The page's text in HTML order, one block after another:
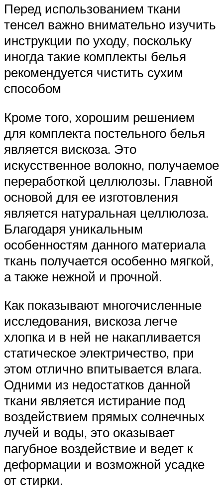
Перед использованием ткани
тенсел важно внимательно изучить
инструкции по уходу, поскольку
иногда такие комплекты белья
рекомендуется чистить сухим
способом
Кроме того, хорошим решением
для комплекта постельного белья
является вискоза. Это
искусственное волокно, получаемое
переработкой целлюлозы. Главной
основой для ее изготовления
является натуральная целлюлоза.
Благодаря уникальным
особенностям данного материала
ткань получается особенно мягкой,
а также нежной и прочной.
Как показывают многочисленные
исследования, вискоза легче
хлопка и в ней не накапливается
статическое электричество, при
этом отлично впитывается влага.
Одними из недостатков данной
ткани является истирание под
воздействием прямых солнечных
лучей и воды, это оказывает
пагубное воздействие и ведет к
деформации и возможной усадке
от стирки.